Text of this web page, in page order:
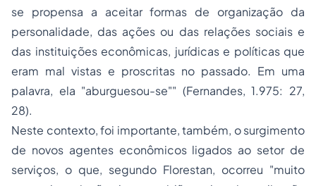
se propensa a aceitar formas de organização da
personalidade, das ações ou das relações sociais e
das instituições econômicas, jurídicas e políticas que
eram mal vistas e proscritas no passado. Em uma
palavra, ela "aburguesou-se"" (Fernandes, 1.975: 27,
28).
Neste contexto, foi importante, também, o surgimento
de novos agentes econômicos ligados ao setor de
serviços, o que, segundo Florestan, ocorreu "muito